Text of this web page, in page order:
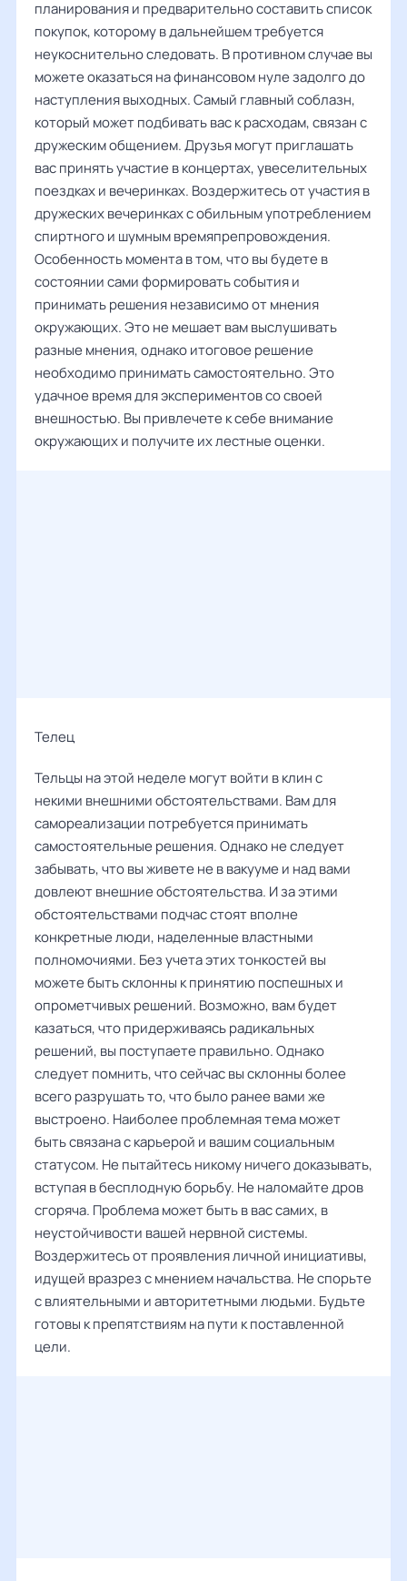
планирования и предварительно составить список
покупок, которому в дальнейшем требуется
неукоснительно следовать. В противном случае вы
можете оказаться на финансовом нуле задолго до
наступления выходных. Самый главный соблазн,
который может подбивать вас к расходам, связан с
дружеским общением. Друзья могут приглашать
вас принять участие в концертах, увеселительных
поездках и вечеринках. Воздержитесь от участия в
дружеских вечеринках с обильным употреблением
спиртного и шумным времяпрепровождения.
Особенность момента в том, что вы будете в
состоянии сами формировать события и
принимать решения независимо от мнения
окружающих. Это не мешает вам выслушивать
разные мнения, однако итоговое решение
необходимо принимать самостоятельно. Это
удачное время для экспериментов со своей
внешностью. Вы привлечете к себе внимание
окружающих и получите их лестные оценки.
Телец
Тельцы на этой неделе могут войти в клин с
некими внешними обстоятельствами. Вам для
самореализации потребуется принимать
самостоятельные решения. Однако не следует
забывать, что вы живете не в вакууме и над вами
довлеют внешние обстоятельства. И за этими
обстоятельствами подчас стоят вполне
конкретные люди, наделенные властными
полномочиями. Без учета этих тонкостей вы
можете быть склонны к принятию поспешных и
опрометчивых решений. Возможно, вам будет
казаться, что придерживаясь радикальных
решений, вы поступаете правильно. Однако
следует помнить, что сейчас вы склонны более
всего разрушать то, что было ранее вами же
выстроено. Наиболее проблемная тема может
быть связана с карьерой и вашим социальным
статусом. Не пытайтесь никому ничего доказывать,
вступая в бесплодную борьбу. Не наломайте дров
сгоряча. Проблема может быть в вас самих, в
неустойчивости вашей нервной системы.
Воздержитесь от проявления личной инициативы,
идущей вразрез с мнением начальства. Не спорьте
с влиятельными и авторитетными людьми. Будьте
готовы к препятствиям на пути к поставленной
цели.